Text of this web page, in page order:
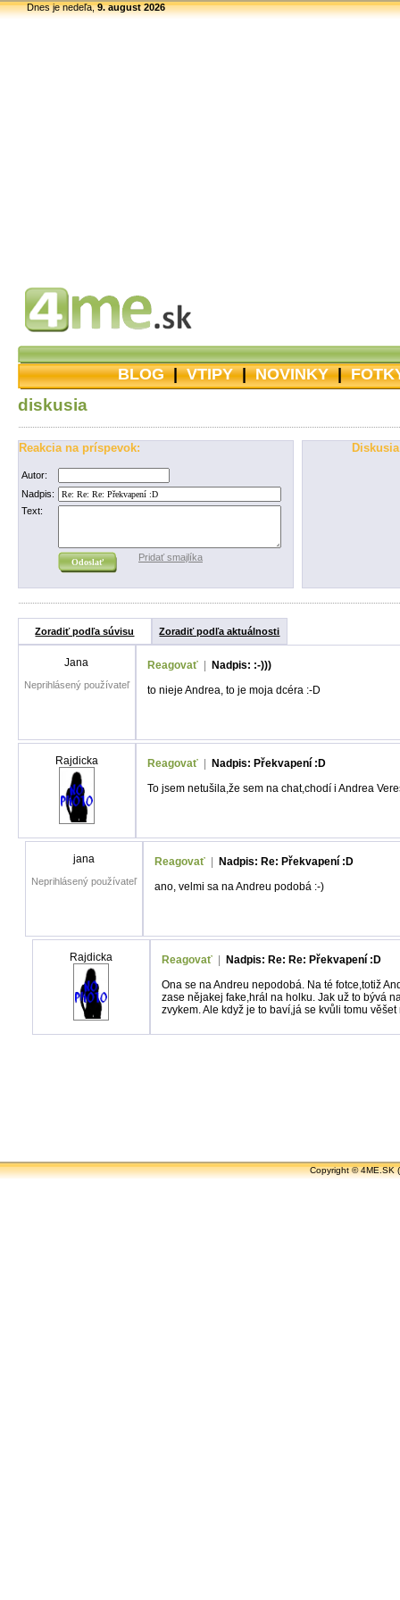
Dnes je nedeľa,9. august 2026
BLOG|VTIPY|NOVINKY|
diskusia
Reakcia na príspevok:
Autor:
Nadpis:
Text:
Pridať smajlíka
Zoradiť podľa súvisu Zoradiť podľa aktuálnosti
Jana
Neprihlásený používateľ
Reagovať
Nadpis: :-)))
to nieje Andrea, to je moja dcéra :-D
Rajdicka Reagovať
Nadpis: Překvapení :D
To jsem netušila,že sem na chat,chodí i Andrea
jana
Neprihlásený používateľ
Reagovať
Nadpis: Re: Překvapení :D
ano, velmi sa na Andreu podobá :-)
Rajdicka Reagovať
Nadpis: Re: Re: Překvapení :D
Ona se na Andreu nepodobá. Na té fotce,totiž
zase nějakej fake,hrál na holku. Jak už to bývá
zvykem. Ale když je to baví,já se kvůli tomu
Copyright ©4ME.SK